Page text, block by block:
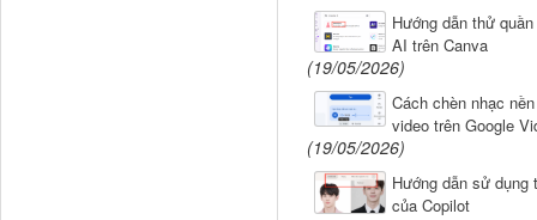
Hướng dẫn thử
AI trên Canva
(19/05/2026)
Cách chèn nhạc
video trên Google
(19/05/2026)
Hướng dẫn sử dụng
của Copilot